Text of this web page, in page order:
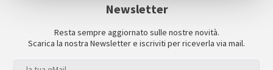
Newsletter
Resta sempre aggiornato sulle nostre novità.
Scarica la nostra Newsletter e iscriviti per riceverla via mail.